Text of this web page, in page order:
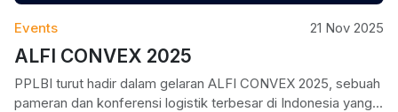
Events 21 Nov 2025
ALFI CONVEX 2025
PPLBI turut hadir dalam gelaran ALFI CONVEX 2025, sebuah
pameran dan konferensi logistik terbesar di Indonesia yang...